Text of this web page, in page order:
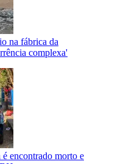
na fábrica da
complexa'
encontrado morto e